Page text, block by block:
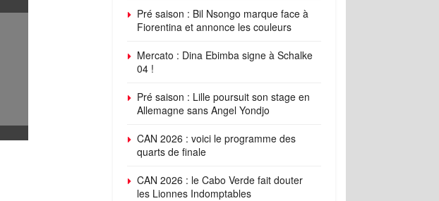
Pré saison : Bil Nsongo marque face à
Fiorentina et annonce les couleurs
Mercato : Dina Ebimba signe à Schalke
04 !
Pré saison : Lille poursuit son stage en
Allemagne sans Angel Yondjo
CAN 2026 : voici le programme des
quarts de finale
CAN 2026 : le Cabo Verde fait douter
les Lionnes Indomptables